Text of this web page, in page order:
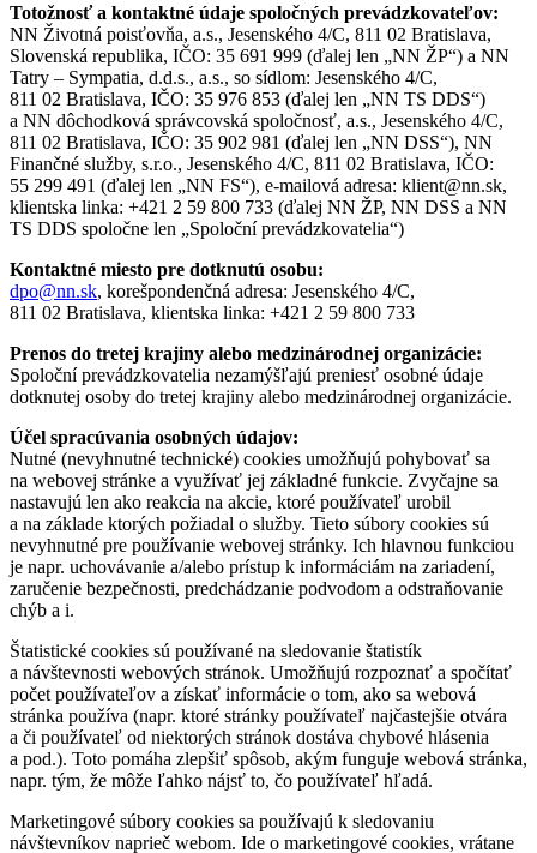
Totožnosť a kontaktné údaje spoločných prevádzkovateľov:
NN Životná poisťovňa, a.s., Jesenského 4/C, 811 02 Bratislava,
Slovenská republika, IČO: 35 691 999 (ďalej len „NN ŽP“) a NN
Tatry – Sympatia, d.d.s., a.s., so sídlom: Jesenského 4/C,
811 02 Bratislava, IČO: 35 976 853 (ďalej len „NN TS DDS“)
a NN dôchodková správcovská spoločnosť, a.s., Jesenského 4/C,
811 02 Bratislava, IČO: 35 902 981 (ďalej len „NN DSS“), NN
Finančné služby, s.r.o., Jesenského 4/C, 811 02 Bratislava, IČO:
55 299 491 (ďalej len „NN FS“), e-mailová adresa: klient@nn.sk,
klientska linka: +421 2 59 800 733 (ďalej NN ŽP, NN DSS a NN
TS DDS spoločne len „Spoloční prevádzkovatelia“)
Kontaktné miesto pre dotknutú osobu:
dpo@nn.sk, korešpondenčná adresa: Jesenského 4/C,
811 02 Bratislava, klientska linka: +421 2 59 800 733
Prenos do tretej krajiny alebo medzinárodnej organizácie:
Spoloční prevádzkovatelia nezamýšľajú preniesť osobné údaje
dotknutej osoby do tretej krajiny alebo medzinárodnej organizácie.
Účel spracúvania osobných údajov:
Nutné (nevyhnutné technické) cookies umožňujú pohybovať sa
na webovej stránke a využívať jej základné funkcie. Zvyčajne sa
nastavujú len ako reakcia na akcie, ktoré používateľ urobil
a na základe ktorých požiadal o služby. Tieto súbory cookies sú
nevyhnutné pre používanie webovej stránky. Ich hlavnou funkciou
je napr. uchovávanie a/alebo prístup k informáciám na zariadení,
zaručenie bezpečnosti, predchádzanie podvodom a odstraňovanie
chýb a i.
Štatistické cookies sú používané na sledovanie štatistík
a návštevnosti webových stránok. Umožňujú rozpoznať a spočítať
počet používateľov a získať informácie o tom, ako sa webová
stránka používa (napr. ktoré stránky používateľ najčastejšie otvára
a či používateľ od niektorých stránok dostáva chybové hlásenia
a pod.). Toto pomáha zlepšiť spôsob, akým funguje webová stránka,
napr. tým, že môže ľahko nájsť to, čo používateľ hľadá.
Marketingové súbory cookies sa používajú k sledovaniu
návštevníkov naprieč webom. Ide o marketingové cookies, vrátane